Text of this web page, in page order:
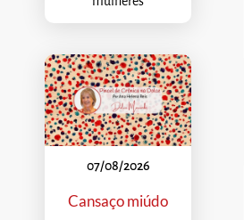
07/08/2026
Cansaço miúdo